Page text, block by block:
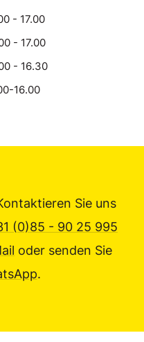
- 17.00
- 17.00
- 16.30
16.00
Sie uns
(0)85 - 90 25 995
oder senden Sie
.